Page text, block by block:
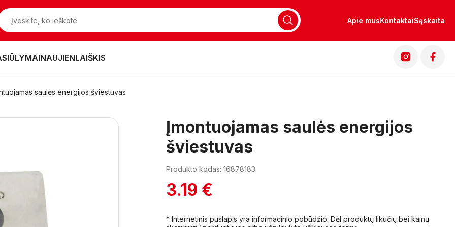
Apie musKontaktaiSąskaita
NAUJIENLAIŠKIS
saulės energijos šviestuvas
Įmontuojamas saulės energijos
šviestuvas
Produkto kodas: 16878183
3.19 €
* Internetinis puslapis yra informacinio pobūdžio. Dėl produktų likučių bei kainų